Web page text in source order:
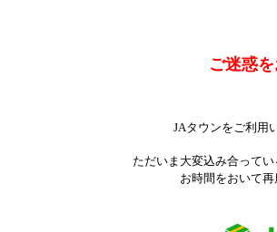
ご迷惑
JAタウンをご利用
ただいま大変込み合って
お時間をおいて